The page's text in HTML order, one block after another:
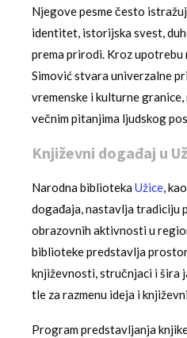
Njegove pesme često
identitet, istorijska svest,
prema prirodi. Kroz upotrebu
Simović stvara univerzalne
vremenske i kulturne
večnim pitanjima ljudskog
Književni događaj u
Narodna bibliotekaUžice,
događaja, nastavlja tradiciju
obrazovnih aktivnosti u
biblioteke predstavlja
književnosti, stručnjaci i šira
tle za razmenu ideja i
Program predstavljanja